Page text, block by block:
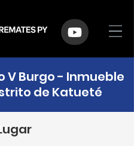
V Burgo - Inmueble
de Katueté